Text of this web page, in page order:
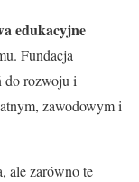
edukacyjne
Fundacja
do rozwoju i
zawodowym i
ale zarówno te